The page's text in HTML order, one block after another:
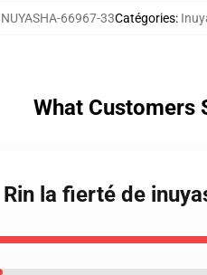
66967-33Catégories:
What Customers
la fierté de